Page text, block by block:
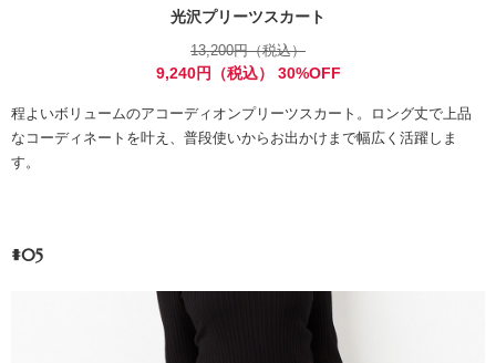
光沢プリーツスカート
13,200円（税込）
9,240円（税込） 30%OFF
程よいボリュームのアコーディオンプリーツスカート。ロング丈で上品
なコーディネートを叶え、普段使いからお出かけまで幅広く活躍しま
す。
#05